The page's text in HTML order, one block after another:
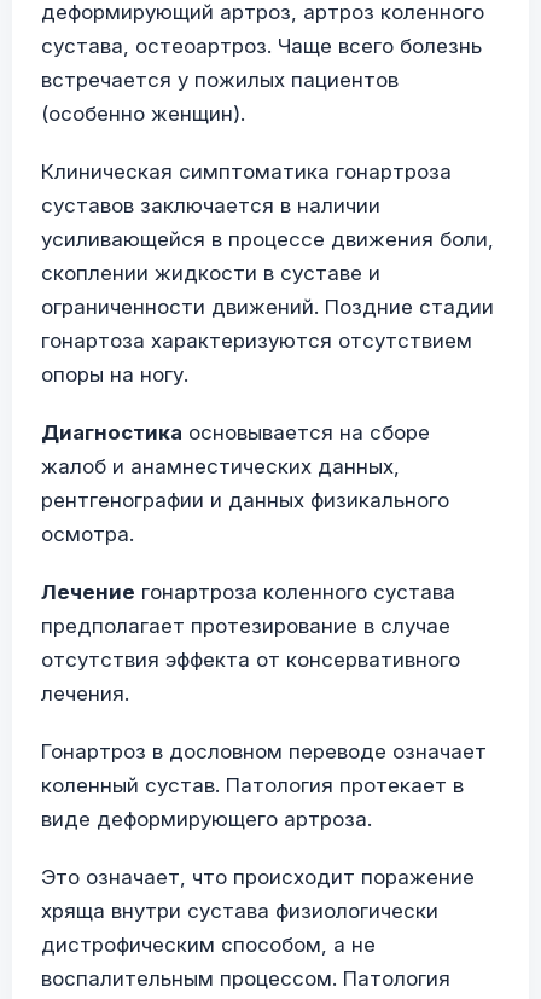
деформирующий артроз, артроз коленного
сустава, остеоартроз. Чаще всего болезнь
встречается у пожилых пациентов
(особенно женщин).
Клиническая симптоматика гонартроза
суставов заключается в наличии
усиливающейся в процессе движения боли,
скоплении жидкости в суставе и
ограниченности движений. Поздние стадии
гонартоза характеризуются отсутствием
опоры на ногу.
Диагностика основывается на сборе
жалоб и анамнестических данных,
рентгенографии и данных физикального
осмотра.
Лечение гонартроза коленного сустава
предполагает протезирование в случае
отсутствия эффекта от консервативного
лечения.
Гонартроз в дословном переводе означает
коленный сустав. Патология протекает в
виде деформирующего артроза.
Это означает, что происходит поражение
хряща внутри сустава физиологически
дистрофическим способом, а не
воспалительным процессом. Патология